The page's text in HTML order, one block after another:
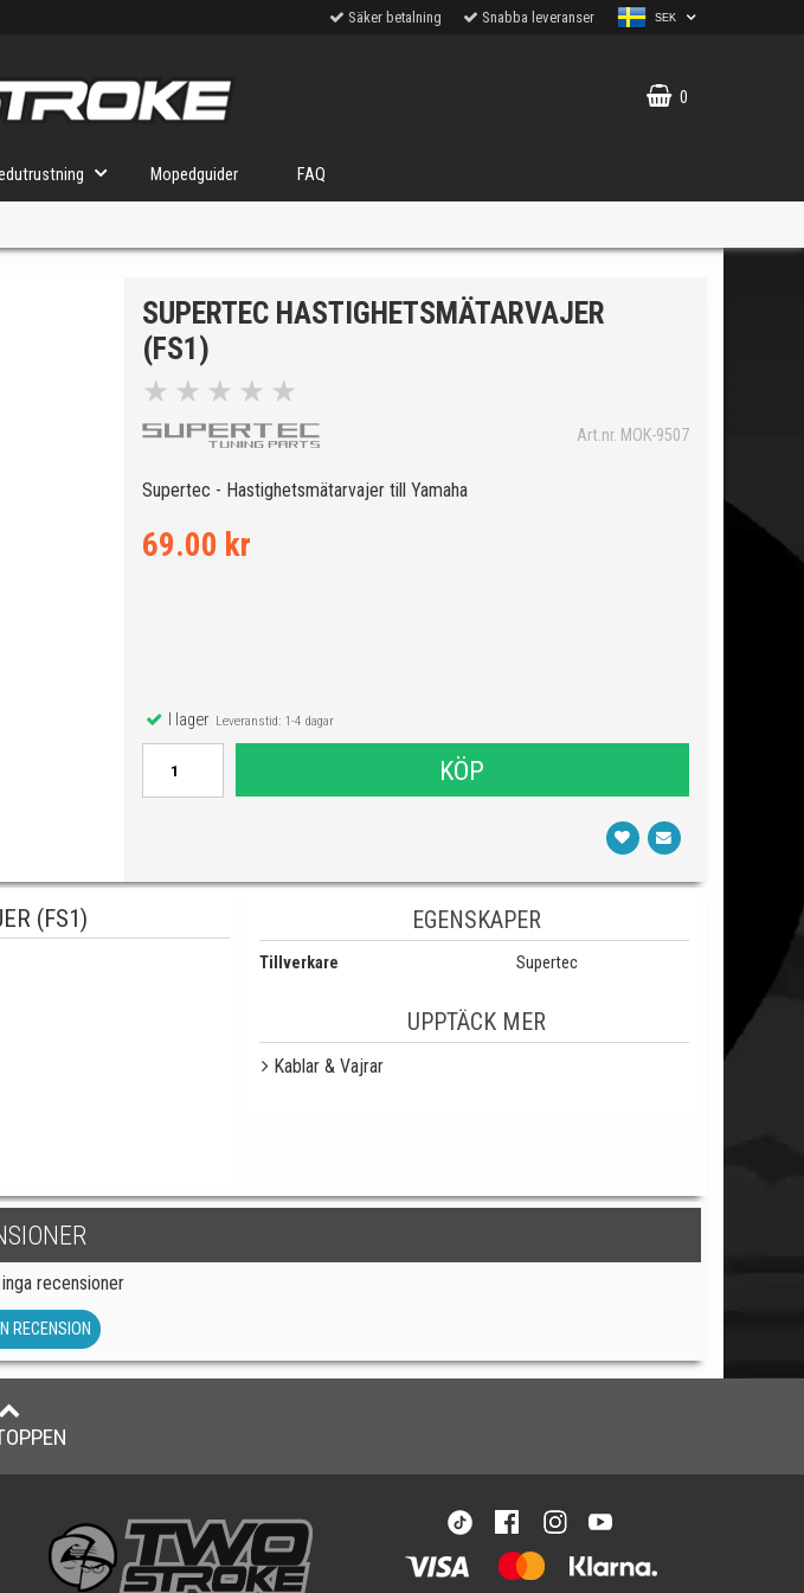
Säker betalning Snabba leveranser SEK
0
Mopedguider FAQ
FÖR RÄTT DELAR
vald moped och universella produkter.
SUPERTEC HASTIGHETSMÄTARVAJER
(FS1)
★ ★ ★ ★ ★
Art.nr. MOK-9507
Supertec - Hastighetsmätarvajer till Yamaha
69.00 kr
I lagerLeveranstid: 1-4 dagar
KÖP
(FS1) EGENSKAPER
Tillverkare Supertec
UPPTÄCK MER
Kablar & Vajrar
recensioner
RECENSION